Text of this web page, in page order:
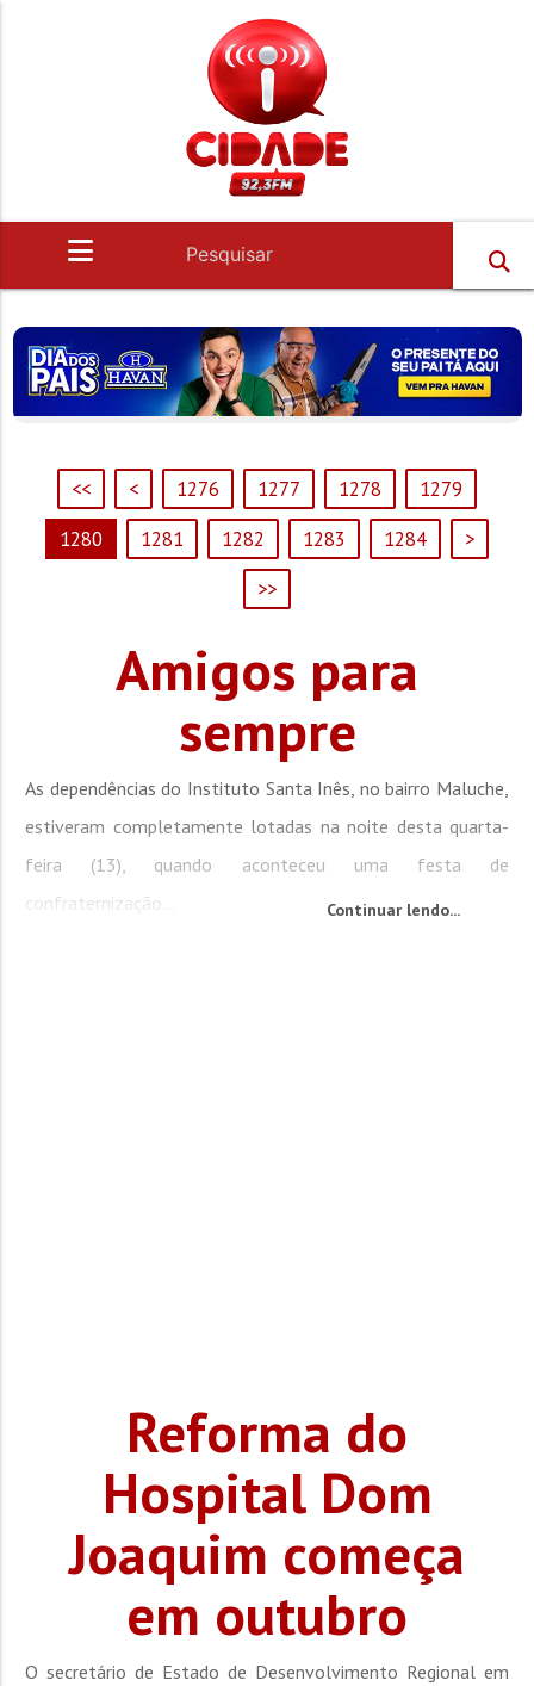
<< < 1276 1277 1278
1279
1280
1281 1282 1283 1284
>
>>
Amigos para
sempre
As dependências do Instituto Santa Inês, no bairro Maluche,
estiveram completamente lotadas na noite desta quarta-
feira (13), quando aconteceu uma festa de
confraternização...
Continuar lendo...
Reforma do
Hospital Dom
Joaquim começa
em outubro
O secretário de Estado de Desenvolvimento Regional em